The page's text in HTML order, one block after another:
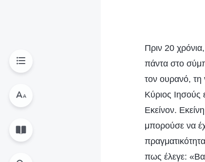
Πριν 20
πάντα στο
τον ουρανό,
Κύριος
Εκείνον.
μπορούσε να
πως έλεγε: